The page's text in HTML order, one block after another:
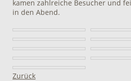
kamen zahlreiche Besucher und
in den Abend.
Zurück